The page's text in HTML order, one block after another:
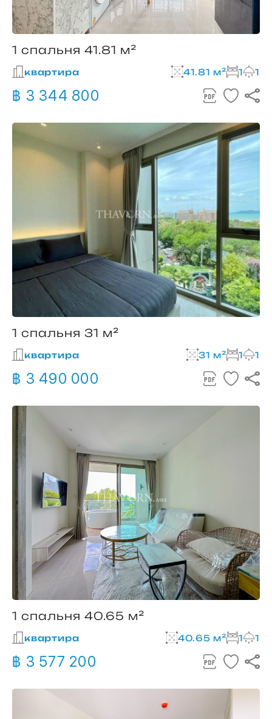
1 спальня 41.81 м²
квартира 41.81 м² 1 1
฿ 3 344 800
1 спальня 31 м²
квартира 31 м² 1 1
฿ 3 490 000
1 спальня 40.65 м²
квартира 40.65 м² 1 1
฿ 3 577 200